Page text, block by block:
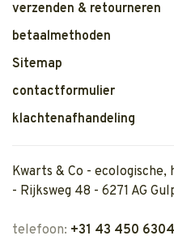
verzenden & retourneren
betaalmethoden
Sitemap
contactformulier
klachtenafhandeling
Kwarts & Co -
- Rijksweg 48 - 6271 AG
telefoon: +31 43 450 6304